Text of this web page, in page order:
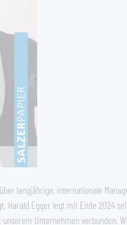
langjährige, internationale
Harald Egger legt mit Ende 2024
Unternehmen verbunden.